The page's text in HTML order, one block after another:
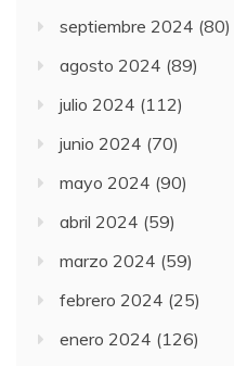
septiembre 2024 (80)
agosto 2024 (89)
julio 2024 (112)
junio 2024 (70)
mayo 2024 (90)
abril 2024 (59)
marzo 2024 (59)
febrero 2024 (25)
enero 2024 (126)